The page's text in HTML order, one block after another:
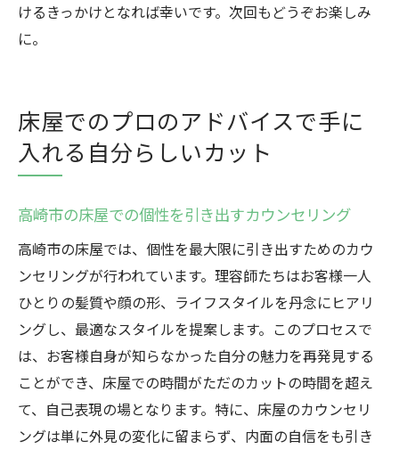
けるきっかけとなれば幸いです。次回もどうぞお楽しみ
に。
床屋でのプロのアドバイスで手に
入れる自分らしいカット
高崎市の床屋での個性を引き出すカウンセリング
高崎市の床屋では、個性を最大限に引き出すためのカウ
ンセリングが行われています。理容師たちはお客様一人
ひとりの髪質や顔の形、ライフスタイルを丹念にヒアリ
ングし、最適なスタイルを提案します。このプロセスで
は、お客様自身が知らなかった自分の魅力を再発見する
ことができ、床屋での時間がただのカットの時間を超え
て、自己表現の場となります。特に、床屋のカウンセリ
ングは単に外見の変化に留まらず、内面の自信をも引き